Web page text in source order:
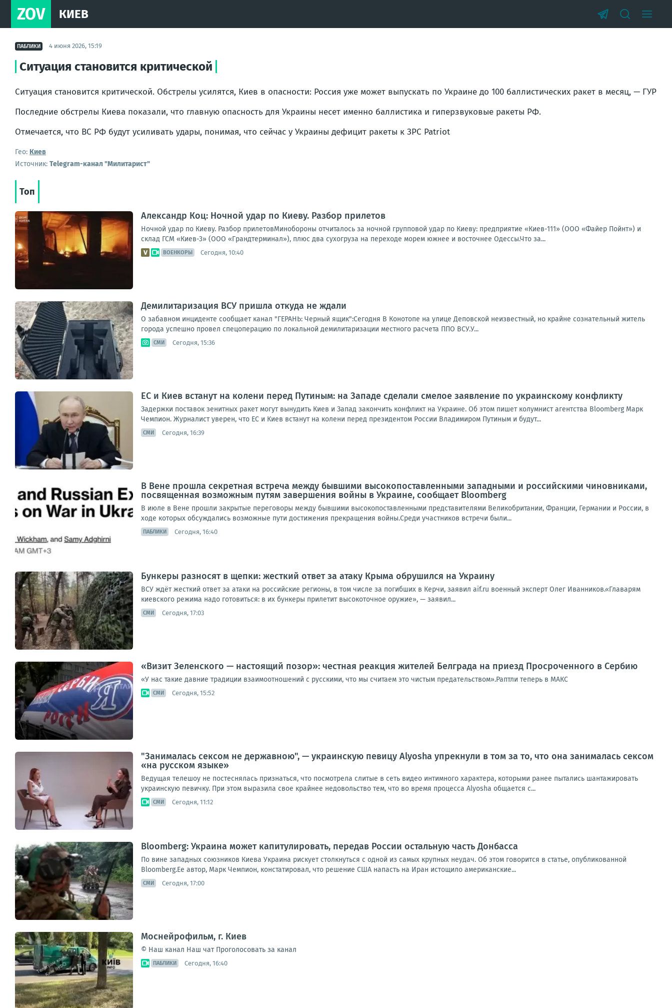
ZOV КИЕВ
ПАБЛИКИ 4 июня 2026, 15:19
Ситуация становится критической
Ситуация становится критической. Обстрелы усилятся, Киев в опасности: Россия уже может выпускать по Украине до 100 баллистических ракет в месяц, — ГУР
Последние обстрелы Киева показали, что главную опасность для Украины несет именно баллистика и гиперзвуковые ракеты РФ.
Отмечается, что ВС РФ будут усиливать удары, понимая, что сейчас у Украины дефицит ракеты к ЗРС Patriot
Гео: Киев
Источник: Telegram-канал "Милитарист"
Топ
Александр Коц: Ночной удар по Киеву. Разбор прилетов
Ночной удар по Киеву. Разбор прилетовМинобороны отчиталось за ночной групповой удар по Киеву: предприятие «Киев-111» (ООО «Файер Пойнт») и
склад ГСМ «Киев-3» (ООО «Грандтерминал»), плюс два сухогруза на переходе морем южнее и восточнее Одессы.Что за...
ВОЕНКОРЫ Сегодня, 10:40
Демилитаризация ВСУ пришла откуда не ждали
О забавном инциденте сообщает канал "ГЕРАНЬ: Черный ящик":Сегодня В Конотопе на улице Деповской неизвестный, но крайне сознательный житель
города успешно провел спецоперацию по локальной демилитаризации местного расчета ППО ВСУ.У...
СМИ Сегодня, 15:36
ЕС и Киев встанут на колени перед Путиным: на Западе сделали смелое заявление по украинскому конфликту
Задержки поставок зенитных ракет могут вынудить Киев и Запад закончить конфликт на Украине. Об этом пишет колумнист агентства Bloomberg Марк
Чемпион. Журналист уверен, что ЕС и Киев встанут на колени перед президентом России Владимиром Путиным и будут...
СМИ Сегодня, 16:39
В Вене прошла секретная встреча между бывшими высокопоставленными западными и российскими чиновниками,
посвященная возможным путям завершения войны в Украине, сообщает Bloomberg
В июле в Вене прошли закрытые переговоры между бывшими высокопоставленными представителями Великобритании, Франции, Германии и России, в
ходе которых обсуждались возможные пути достижения прекращения войны.Среди участников встречи были...
ПАБЛИКИ Сегодня, 16:40
Бункеры разносят в щепки: жесткий ответ за атаку Крыма обрушился на Украину
ВСУ ждёт жесткий ответ за атаки на российские регионы, в том числе за погибших в Керчи, заявил aif.ru военный эксперт Олег Иванников.«Главарям
киевского режима надо готовиться: в их бункеры прилетит высокоточное оружие», — заявил...
СМИ Сегодня, 17:03
«Визит Зеленского — настоящий позор»: честная реакция жителей Белграда на приезд Просроченного в Сербию
«У нас такие давние традиции взаимоотношений с русскими, что мы считаем это чистым предательством».Раптли теперь в МАКС
СМИ Сегодня, 15:52
"Занималась сексом не державною", — украинскую певицу Alyosha упрекнули в том за то, что она занималась сексом
«на русском языке»
Ведущая телешоу не постеснялась признаться, что посмотрела слитые в сеть видео интимного характера, которыми ранее пытались шантажировать
украинскую певичку. При этом выразила свое крайнее недовольство тем, что во время процесса Alyosha общается с...
СМИ Сегодня, 11:12
Bloomberg: Украина может капитулировать, передав России остальную часть Донбасса
По вине западных союзников Киева Украина рискует столкнуться с одной из самых крупных неудач. Об этом говорится в статье, опубликованной
Bloomberg.Ее автор, Марк Чемпион, констатировал, что решение США напасть на Иран истощило американские...
СМИ Сегодня, 17:00
Моснейрофильм, г. Киев
© Наш канал Наш чат Проголосовать за канал
ПАБЛИКИ Сегодня, 16:40